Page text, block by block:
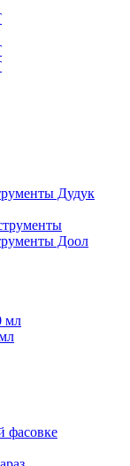
Дудук
Доол
мл
фасовке